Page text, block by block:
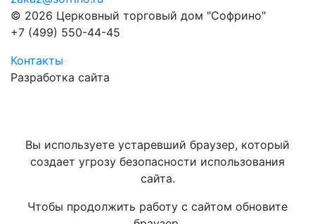
© 2026 Церковный торговый дом "Софрино"
+7 (499) 550-44-45
Контакты
Разработка сайта
Вы используете устаревший браузер, который
создает угрозу безопасности использования
сайта.
Чтобы продолжить работу с сайтом обновите